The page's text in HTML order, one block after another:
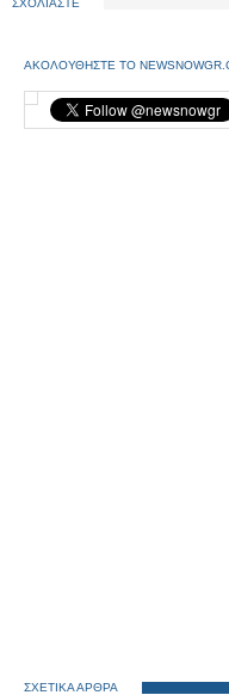
ΣΧΟΛΙΑΣΤΕ
ΑΚΟΛΟΥΘΗΣΤΕ ΤΟ
ΣΧΕΤΙΚΑ ΑΡΘΡΑ